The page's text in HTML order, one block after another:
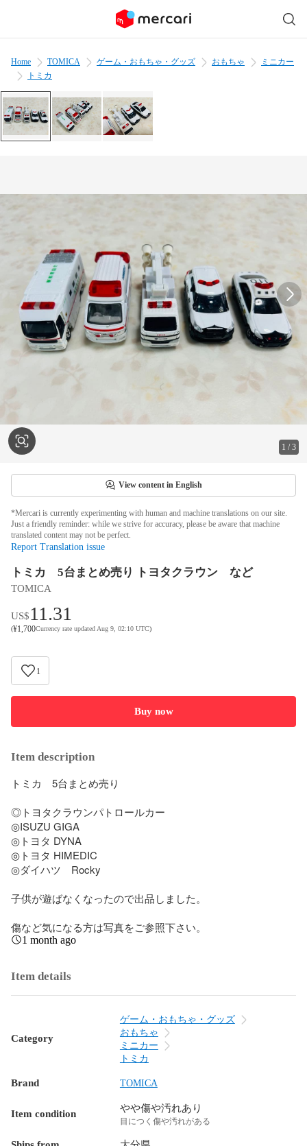
Home TOMICA ゲーム・おもちゃ・グッズ おもちゃ
ミニカー
トミカ
1 /3
View content in English
*Mercari is currently experimenting with human and machine translations on our site.
Just a friendly reminder: while we strive for accuracy, please be aware that machine
translated content may not be perfect.
Report Translation issue
トミカ 5台まとめ売り トヨタクラウン など
TOMICA
US$11.31
(¥1,700Currency rate updated Aug 9, 02:10 UTC)
1
Buy now
Item description
トミカ　5台まとめ売り
◎トヨタクラウンパトロールカー
◎ISUZU GIGA
◎トヨタ DYNA
◎トヨタ HIMEDIC
◎ダイハツ　Rocky
子供が遊ばなくなったので出品しました。
傷など気になる方は写真をご参照下さい。
1 month ago
Item details
Category
ゲーム・おもちゃ・グッズ
おもちゃ
ミニカー
トミカ
Brand TOMICA
Item condition やや傷や汚れあり
目につく傷や汚れがある